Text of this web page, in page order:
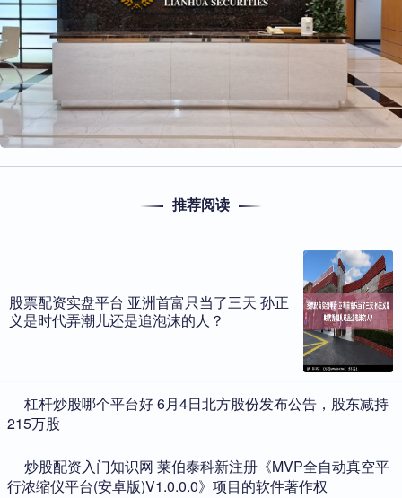
推荐阅读
股票配资实盘平台 亚洲首富只当了三天 孙正
义是时代弄潮儿还是追泡沫的人？
​杠杆炒股哪个平台好 6月4日北方股份发布公告，股东减持
215万股
​炒股配资入门知识网 莱伯泰科新注册《MVP全自动真空平
行浓缩仪平台(安卓版)V1.0.0.0》项目的软件著作权